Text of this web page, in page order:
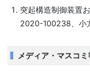
突起構造制御装置
2020-100238、小
メディア・マスコ